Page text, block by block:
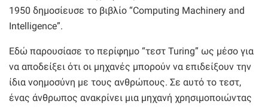
1950 δημοσίευσε το βιβλίο “Computing Machinery and
Intelligence”.
Εδώ παρουσίασε το περίφημο “τεστ Turing” ως μέσο για
να αποδείξει ότι οι μηχανές μπορούν να επιδείξουν την
ίδια νοημοσύνη με τους ανθρώπους. Σε αυτό το τεστ,
ένας άνθρωπος ανακρίνει μια μηχανή χρησιμοποιώντας